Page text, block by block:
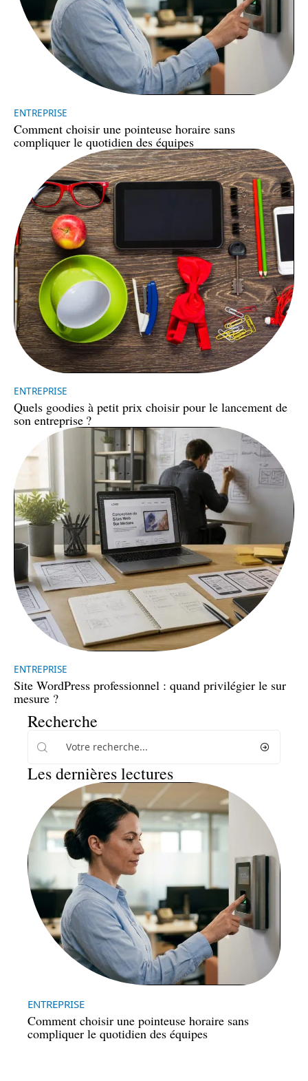
ENTREPRISE
Comment choisir une pointeuse horaire sans
compliquer le quotidien des équipes
ENTREPRISE
Quels goodies à petit prix choisir pour le lancement de
son entreprise ?
ENTREPRISE
Site WordPress professionnel : quand privilégier le sur
mesure ?
Recherche
Les dernières lectures
ENTREPRISE
Comment choisir une pointeuse horaire sans
compliquer le quotidien des équipes